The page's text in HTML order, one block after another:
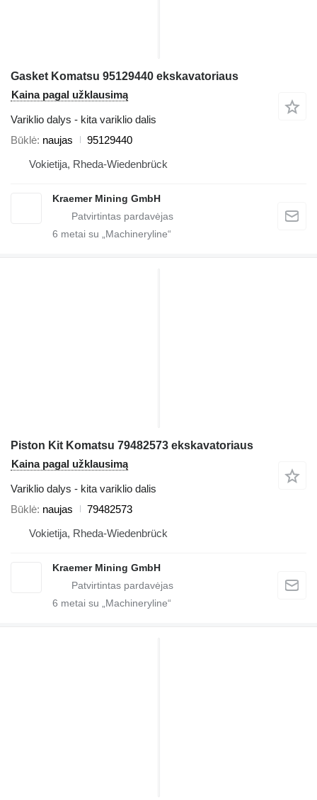
Gasket Komatsu 95129440 ekskavatoriaus
Kaina pagal užklausimą
Variklio dalys - kita variklio dalis
Būklė naujas
95129440
Vokietija, Rheda-Wiedenbrück
Kraemer Mining GmbH
6 metai su „Machineryline“
Piston Kit Komatsu 79482573 ekskavatoriaus
Kaina pagal užklausimą
Variklio dalys - kita variklio dalis
Būklė naujas
79482573
Vokietija, Rheda-Wiedenbrück
Kraemer Mining GmbH
6 metai su „Machineryline“